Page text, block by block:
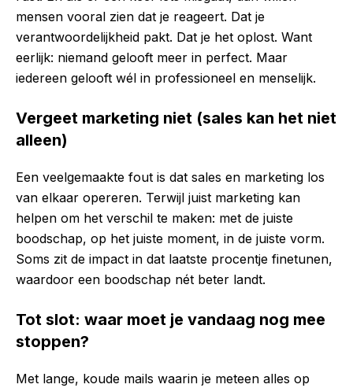
mensen vooral zien dat je reageert. Dat je
verantwoordelijkheid pakt. Dat je het oplost. Want
eerlijk: niemand gelooft meer in perfect. Maar
iedereen gelooft wél in professioneel en menselijk.
Vergeet marketing niet (sales kan het niet
alleen)
Een veelgemaakte fout is dat sales en marketing los
van elkaar opereren. Terwijl juist marketing kan
helpen om het verschil te maken: met de juiste
boodschap, op het juiste moment, in de juiste vorm.
Soms zit de impact in dat laatste procentje finetunen,
waardoor een boodschap nét beter landt.
Tot slot: waar moet je vandaag nog mee
stoppen?
Met lange, koude mails waarin je meteen alles op